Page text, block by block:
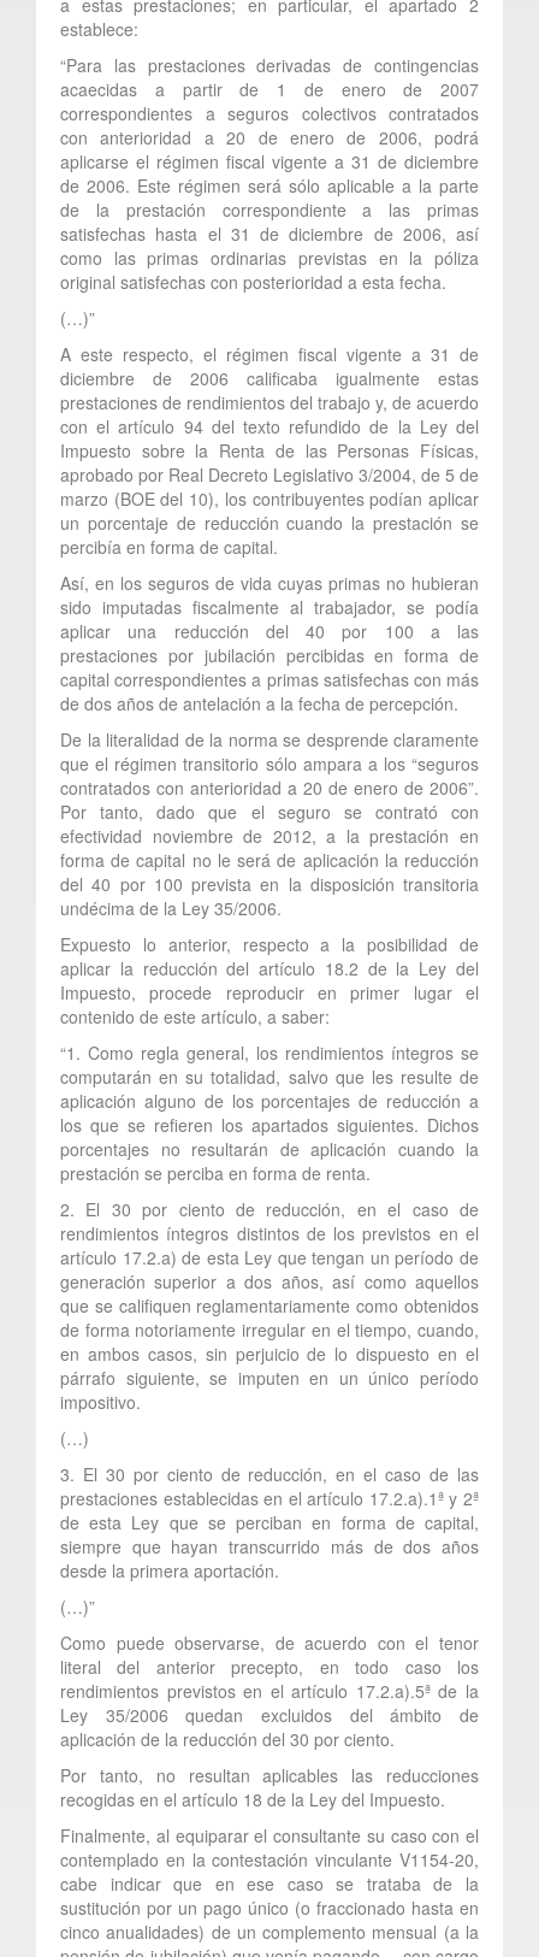
establece:
“Para las prestaciones derivadas de contingencias
acaecidas a partir de 1 de enero de 2007
correspondientes a seguros colectivos contratados
con anterioridad a 20 de enero de 2006, podrá
aplicarse el régimen fiscal vigente a 31 de diciembre
de 2006. Este régimen será sólo aplicable a la parte
de la prestación correspondiente a las primas
satisfechas hasta el 31 de diciembre de 2006, así
como las primas ordinarias previstas en la póliza
original satisfechas con posterioridad a esta fecha.
(…)”
A este respecto, el régimen fiscal vigente a 31 de
diciembre de 2006 calificaba igualmente estas
prestaciones de rendimientos del trabajo y, de acuerdo
con el artículo 94 del texto refundido de la Ley del
Impuesto sobre la Renta de las Personas Físicas,
aprobado por Real Decreto Legislativo 3/2004, de 5 de
marzo (BOE del 10), los contribuyentes podían aplicar
un porcentaje de reducción cuando la prestación se
percibía en forma de capital.
Así, en los seguros de vida cuyas primas no hubieran
sido imputadas fiscalmente al trabajador, se podía
aplicar una reducción del 40 por 100 a las
prestaciones por jubilación percibidas en forma de
capital correspondientes a primas satisfechas con más
de dos años de antelación a la fecha de percepción.
De la literalidad de la norma se desprende claramente
que el régimen transitorio sólo ampara a los “seguros
contratados con anterioridad a 20 de enero de 2006”.
Por tanto, dado que el seguro se contrató con
efectividad noviembre de 2012, a la prestación en
forma de capital no le será de aplicación la reducción
del 40 por 100 prevista en la disposición transitoria
undécima de la Ley 35/2006.
Expuesto lo anterior, respecto a la posibilidad de
aplicar la reducción del artículo 18.2 de la Ley del
Impuesto, procede reproducir en primer lugar el
contenido de este artículo, a saber:
“1. Como regla general, los rendimientos íntegros se
computarán en su totalidad, salvo que les resulte de
aplicación alguno de los porcentajes de reducción a
los que se refieren los apartados siguientes. Dichos
porcentajes no resultarán de aplicación cuando la
prestación se perciba en forma de renta.
2. El 30 por ciento de reducción, en el caso de
rendimientos íntegros distintos de los previstos en el
artículo 17.2.a) de esta Ley que tengan un período de
generación superior a dos años, así como aquellos
que se califiquen reglamentariamente como obtenidos
de forma notoriamente irregular en el tiempo, cuando,
en ambos casos, sin perjuicio de lo dispuesto en el
párrafo siguiente, se imputen en un único período
impositivo.
(…)
3. El 30 por ciento de reducción, en el caso de las
prestaciones establecidas en el artículo 17.2.a).1ª y 2ª
de esta Ley que se perciban en forma de capital,
siempre que hayan transcurrido más de dos años
desde la primera aportación.
(…)”
Como puede observarse, de acuerdo con el tenor
literal del anterior precepto, en todo caso los
rendimientos previstos en el artículo 17.2.a).5ª de la
Ley 35/2006 quedan excluidos del ámbito de
aplicación de la reducción del 30 por ciento.
Por tanto, no resultan aplicables las reducciones
recogidas en el artículo 18 de la Ley del Impuesto.
Finalmente, al equiparar el consultante su caso con el
contemplado en la contestación vinculante V1154-20,
cabe indicar que en ese caso se trataba de la
sustitución por un pago único (o fraccionado hasta en
cinco anualidades) de un complemento mensual (a la